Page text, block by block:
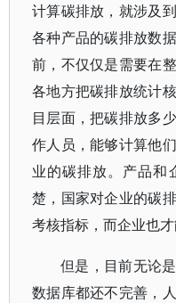
计算碳排放，就涉及
各种产品的碳排放数
前，不仅仅是需要在
各地方把碳排放统计
目层面，把碳排放多
作人员，能够计算他
业的碳排放。产品和
楚，国家对企业的碳
考核指标，而企业也
但是，目前无论
数据库都还不完善，